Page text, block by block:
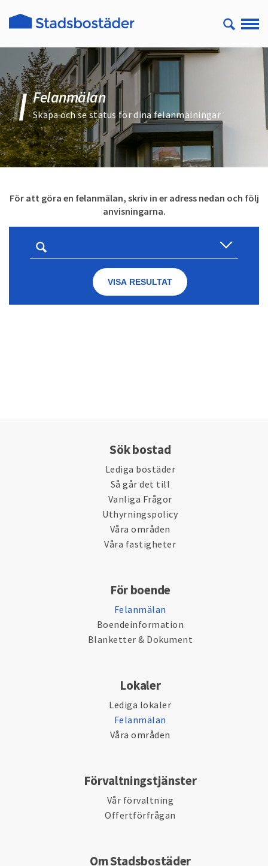
Felanmälan
Skapa och se status för dina felanmälningar
För att göra en felanmälan, skriv in er adress nedan och följ
anvisningarna.
Sök bostad
Lediga bostäder
Så går det till
Vanliga Frågor
Uthyrningspolicy
Våra områden
Våra fastigheter
För boende
Felanmälan
Boendeinformation
Blanketter & Dokument
Lokaler
Lediga lokaler
Felanmälan
Våra områden
Förvaltningstjänster
Vår förvaltning
Offertförfrågan
Om Stadsbostäder